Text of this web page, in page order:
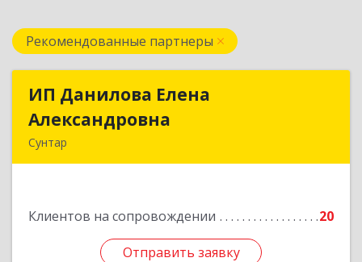
Рекомендованные партнеры
ИП Данилова Елена
Александровна
Сунтар
Клиентов на сопровождении 20
Отправить заявку
ИП Данилова Елена
Отправить заявку